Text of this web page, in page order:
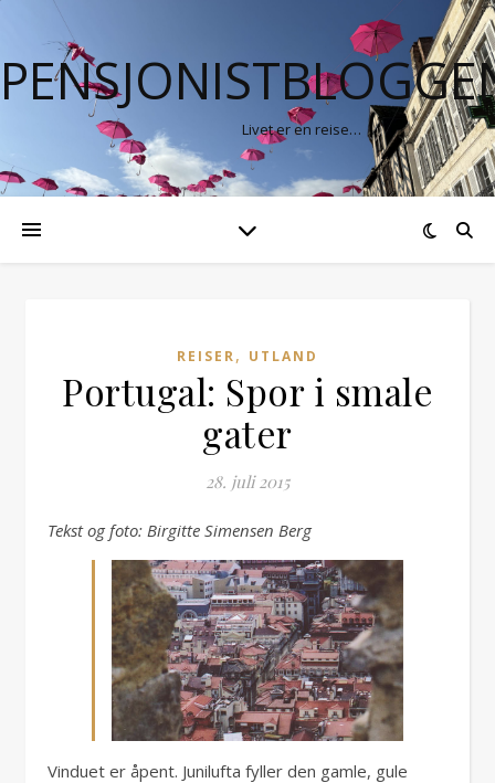
Livet er en reise…
REISER, UTLAND
Portugal: Spor i smale
gater
28. juli 2015
Tekst og foto: Birgitte Simensen Berg
Vinduet er åpent. Junilufta fyller den gamle, gule